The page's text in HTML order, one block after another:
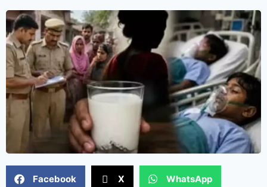
Facebook X WhatsApp